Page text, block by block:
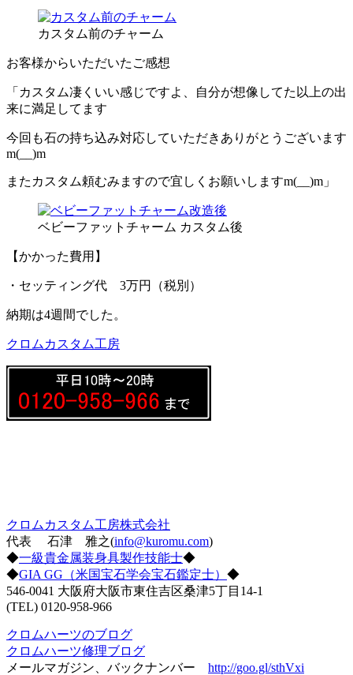
カスタム前のチャーム
お客様からいただいたご感想
「カスタム凄くいい感じですよ、自分が想像してた以上の出
来に満足してます
今回も石の持ち込み対応していただきありがとうございます
m(__)m
またカスタム頼むみますので宜しくお願いしますm(__)m」
ベビーファットチャーム カスタム後
【かかった費用】
・セッティング代 3万円（税別）
納期は4週間でした。
クロムカスタム工房
クロムカスタム工房株式会社
代表 石津 雅之(info@kuromu.com)
◆一級貴金属装身具製作技能士◆
◆GIA GG（米国宝石学会宝石鑑定士） ◆
546-0041 大阪府大阪市東住吉区桑津5丁目14-1
(TEL) 0120-958-966
クロムハーツのブログ
クロムハーツ修理ブログ
メールマガジン、バックナンバー http://goo.gl/sthVxi